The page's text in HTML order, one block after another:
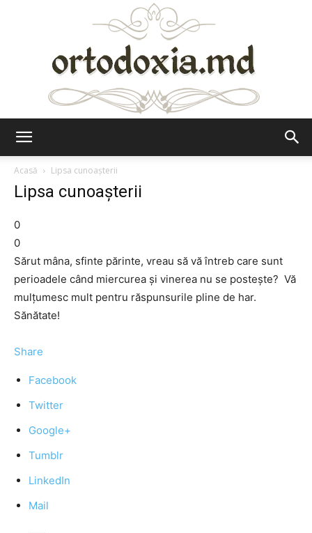
Acasă
Lipsa cunoaşterii
Lipsa cunoaşterii
0
0
Sărut mâna, sfinte părinte, vreau să vă întreb care sunt
perioadele când miercurea şi vinerea nu se posteşte? Vă
mulţumesc mult pentru răspunsurile pline de har.
Sănătate!
Share
Facebook
Twitter
Google+
Tumblr
LinkedIn
Mail